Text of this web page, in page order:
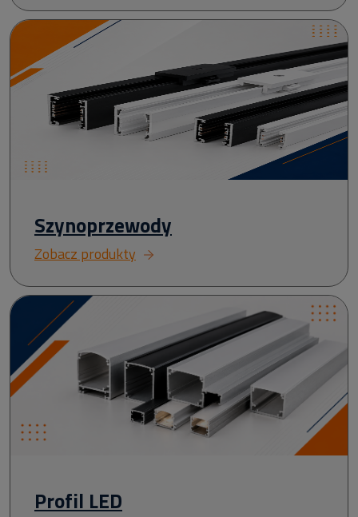
Szynoprzewody
Zobacz produkty
Profil LED